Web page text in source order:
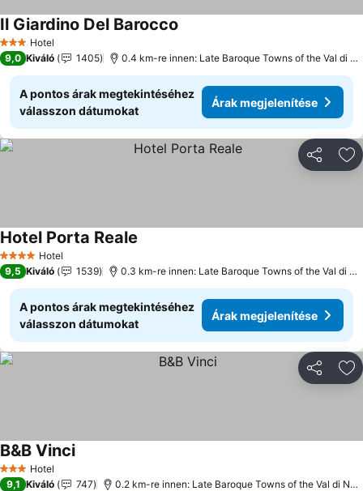
3 Kategória
Hotel
Il Giardino Del Barocco
9,0 Kiváló 1405 0.4 km-re innen: Late Baroque Towns of the Val di Noto
A pontos árak megtekintéséhez
válasszon dátumokat
Árak megjelenítése
4 KategóriaHotel
Hotel Porta Reale
9,5 Kiváló 1539 0.3 km-re innen: Late Baroque Towns of the Val di Noto
A pontos árak megtekintéséhez
válasszon dátumokat
Árak megjelenítése
3 Kategória
Hotel
B&B Vinci
9,1 Kiváló 747 0.2 km-re innen: Late Baroque Towns of the Val di Noto